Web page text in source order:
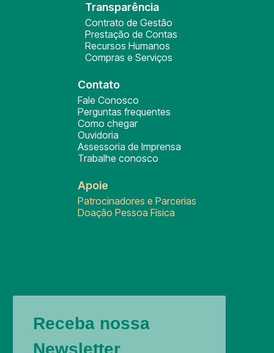
Transparência
Contrato de Gestão
Prestação de Contas
Recursos Humanos
Compras e Serviços
Contato
Fale Conosco
Perguntas frequentes
Como chegar
Ouvidoria
Assessoria de Imprensa
Trabalhe conosco
Apoie
Patrocinadores e Parcerias
Doação Pessoa Física